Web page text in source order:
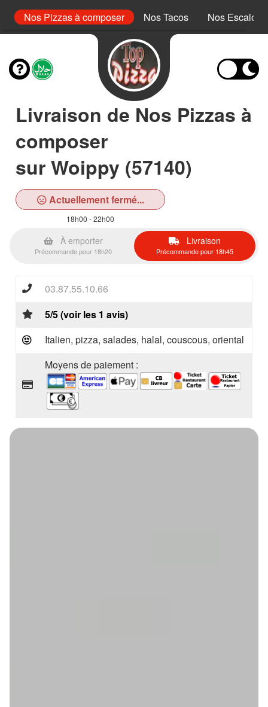
Nos Pizzas à composer Nos Tacos Nos
Livraison de Nos Pizzas à
composer
sur Woippy (57140)
Actuellement fermé...
18h00 - 22h00
À emporter
Précommande pour 18h20
Livraison
Précommande pour 18h45
03.87.55.10.66
5/5 (voir les 1 avis)
Italien, pizza, salades, halal, couscous, oriental
Moyens de paiement :